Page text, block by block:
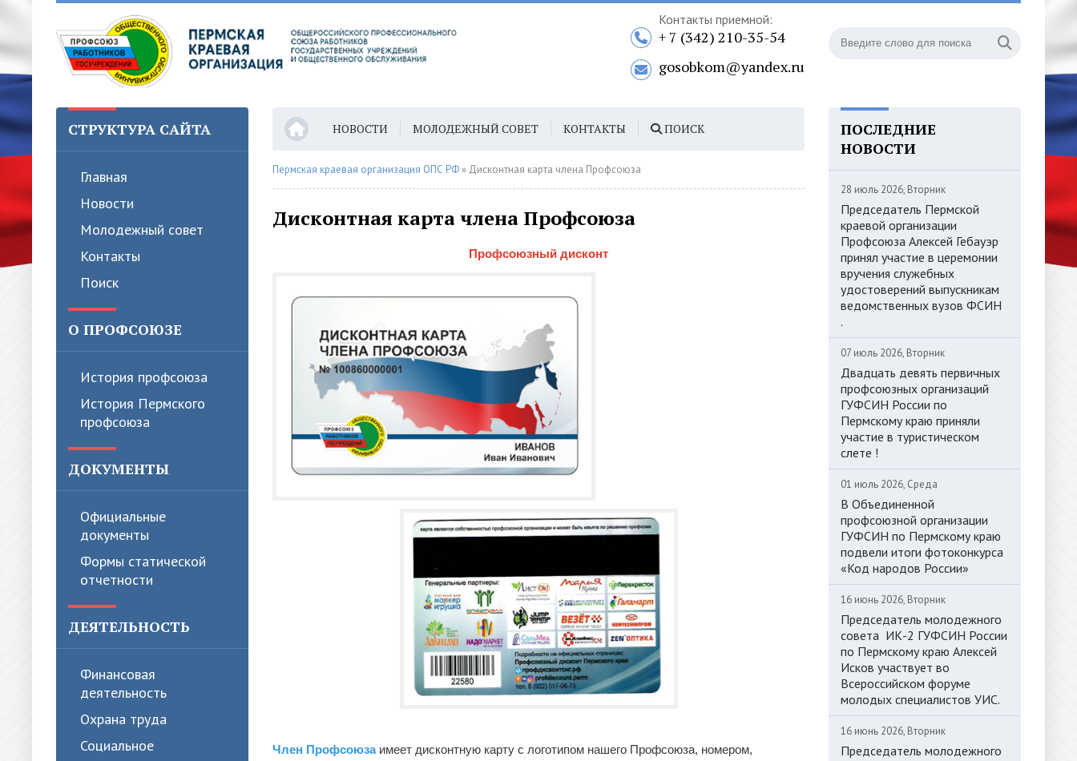
Контакты приемной:
+ 7 (342) 210-35-54
gosobkom@yandex.ru
СТРУКТУРА САЙТА
Главная
Новости
Молодежный совет
Контакты
Поиск
О ПРОФСОЮЗЕ
История профсоюза
История Пермского
профсоюза
ДОКУМЕНТЫ
Официальные
документы
Формы статической
отчетности
ДЕЯТЕЛЬНОСТЬ
Финансовая
деятельность
Охрана труда
Социальное
НОВОСТИ МОЛОДЕЖНЫЙ СОВЕТ КОНТАКТЫ ПОИСК
Пермская краевая организация ОПС РФ » Дисконтная карта члена Профсоюза
Дисконтная карта члена Профсоюза
Профсоюзный дисконт
Член Профсоюзаимеет дисконтную карту с логотипом нашего Профсоюза, номером,
ПОСЛЕДНИЕ
НОВОСТИ
28 июль 2026, Вторник
Председатель Пермской
краевой организации
Профсоюза Алексей Гебауэр
принял участие в церемонии
вручения служебных
удостоверений выпускникам
ведомственных вузов ФСИН
.
07 июль 2026, Вторник
Двадцать девять первичных
профсоюзных организаций
ГУФСИН России по
Пермскому краю приняли
участие в туристическом
слете !
01 июль 2026, Среда
В Объединенной
профсоюзной организации
ГУФСИН по Пермскому краю
подвели итоги фотоконкурса
«Код народов России»
16 июнь 2026, Вторник
Председатель молодежного
совета ИК-2 ГУФСИН России
по Пермскому краю Алексей
Исков участвует во
Всероссийском форуме
молодых специалистов УИС.
16 июнь 2026, Вторник
Председатель молодежного